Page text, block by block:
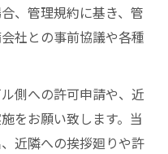
、管理規約に基き、管
社との事前協議や各種
側への許可申請や、近
をお願い致します。当
近隣への挨拶廻りや許